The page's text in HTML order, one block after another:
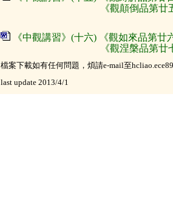
《觀顛倒品第廿五
《中觀講習》(十六) 《觀如來品第
《觀涅槃品第廿七
檔案下載如有任何問題，煩請e-mail至
last update 2013/4/1